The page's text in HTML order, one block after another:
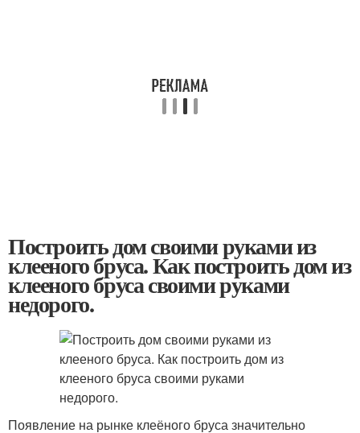
Построить дом своими руками из
клееного бруса. Как построить дом из
клееного бруса своими руками
недорого.
Появление на рынке клеёного бруса значительно